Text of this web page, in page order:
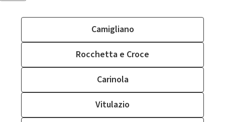
Camigliano
Rocchetta e Croce
Carinola
Vitulazio